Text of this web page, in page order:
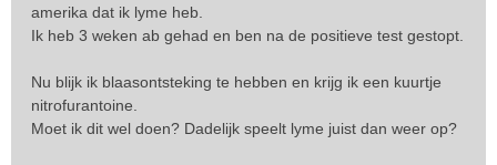
h
amerika dat ik lyme heb.
Ik heb 3 weken ab gehad en ben na de positieve test gestopt.
Nu blijk ik blaasontsteking te hebben en krijg ik een kuurtje
nitrofurantoine.
Moet ik dit wel doen? Dadelijk speelt lyme juist dan weer op?